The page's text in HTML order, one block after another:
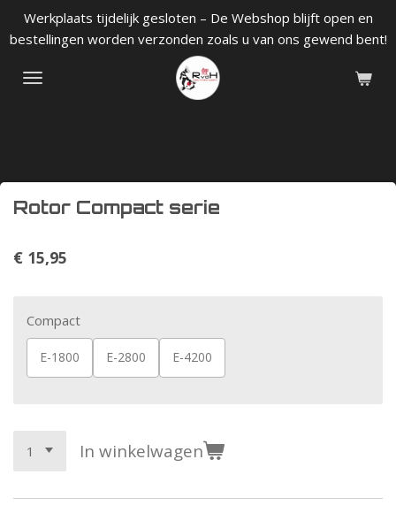
Ga
direct
Werkplaats tijdelijk gesloten – De Webshop blijft open en
bestellingen worden verzonden zoals u van ons gewend bent!
Rotor Compact serie
€ 15,95
Compact
E-1800 E-2800 E-4200
In winkelwagen